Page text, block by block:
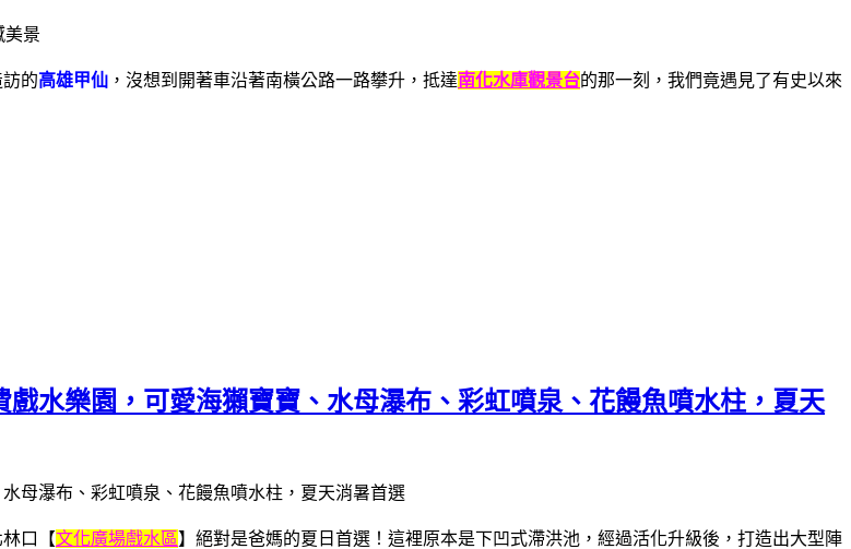
的高雄甲仙 ，沒想到開著車沿著南橫公路一路攀升，抵達南化水庫觀景台的那一刻，我們竟遇見了有史以來
水樂園，可愛海獺寶寶、水母瀑布、彩虹噴泉、花饅魚噴水柱，夏天
口【文化廣場戲水區】絕對是爸媽的夏日首選！這裡原本是下凹式滯洪池，經過活化升級後，打造出大型陣